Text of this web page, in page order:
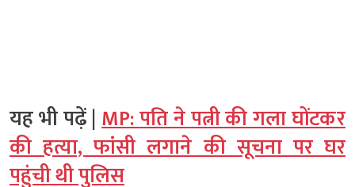
यह भी पढ़ें |MP: पति ने पत्नी की गला घोंटकर
की हत्या, फांसी लगाने की सूचना पर घर
पहुंची थी पुलिस